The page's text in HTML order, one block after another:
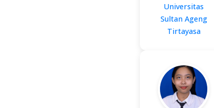
Universitas
Sultan Ageng
Tirtayasa